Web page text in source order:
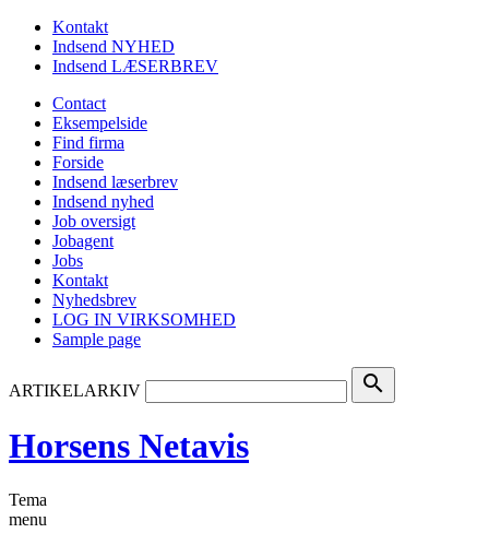
Kontakt
Indsend NYHED
Indsend LÆSERBREV
Contact
Eksempelside
Find firma
Forside
Indsend læserbrev
Indsend nyhed
Job oversigt
Jobagent
Jobs
Kontakt
Nyhedsbrev
LOG IN VIRKSOMHED
Sample page
ARTIKELARKIV search
Horsens Netavis
Tema
menu